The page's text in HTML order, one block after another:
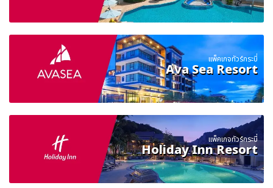
แพ็คเกจทัวร์กระบี่
Ava Sea Resort
แพ็คเกจทัวร์กระบี่
Holiday Inn Resort